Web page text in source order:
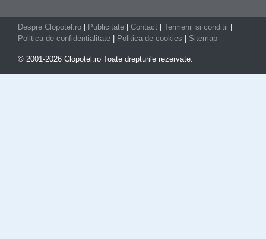
Despre Clopotel.ro | Publicitate | Contact | Termenii si conditii |
Politica de confidentialitate | Politica de cookies | Sitemap
© 2001-2026 Clopotel.ro Toate drepturile rezervate.